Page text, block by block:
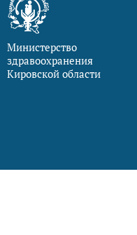
Министерство
здравоохранения
Кировской области